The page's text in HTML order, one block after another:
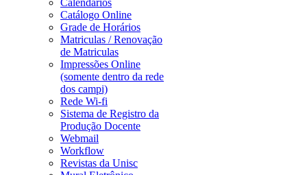
Calendários
Catálogo Online
Grade de Horários
Matriculas / Renovação
de Matriculas
Impressões Online
(somente dentro da rede
dos campi)
Rede Wi-fi
Sistema de Registro da
Produção Docente
Webmail
Workflow
Revistas da Unisc